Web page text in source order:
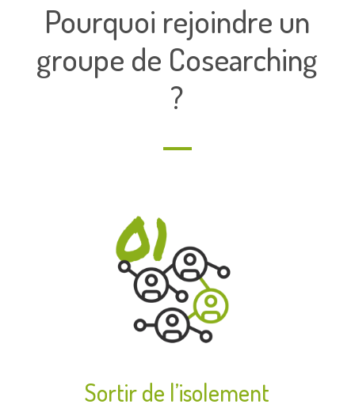
Pourquoi rejoindre un
groupe de Cosearching
?
Sortir de l’isolement